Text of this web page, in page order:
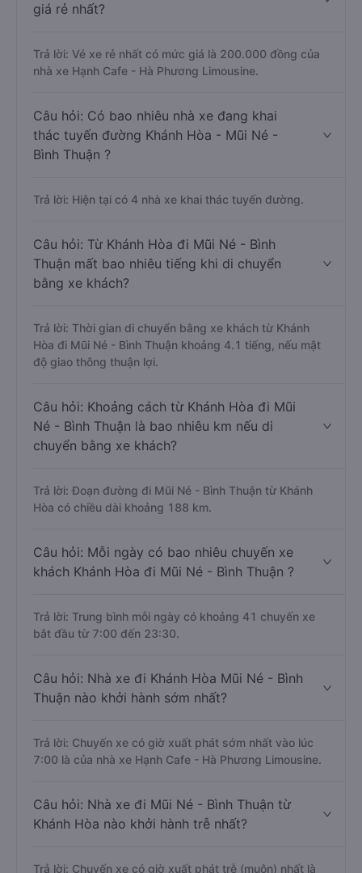
giá rẻ nhất?
Trả lời: Vé xe rẻ nhất có mức giá là 200.000 đồng của
nhà xe Hạnh Cafe - Hà Phương Limousine.
Câu hỏi: Có bao nhiêu nhà xe đang khai
thác tuyến đường Khánh Hòa - Mũi Né -
Bình Thuận ?
Trả lời: Hiện tại có 4 nhà xe khai thác tuyến đường.
Câu hỏi: Từ Khánh Hòa đi Mũi Né - Bình
Thuận mất bao nhiêu tiếng khi di chuyển
bằng xe khách?
Trả lời: Thời gian di chuyển bằng xe khách từ Khánh
Hòa đi Mũi Né - Bình Thuận khoảng 4.1 tiếng, nếu mật
độ giao thông thuận lợi.
Câu hỏi: Khoảng cách từ Khánh Hòa đi Mũi
Né - Bình Thuận là bao nhiêu km nếu di
chuyển bằng xe khách?
Trả lời: Đoạn đường đi Mũi Né - Bình Thuận từ Khánh
Hòa có chiều dài khoảng 188 km.
Câu hỏi: Mỗi ngày có bao nhiêu chuyến xe
khách Khánh Hòa đi Mũi Né - Bình Thuận ?
Trả lời: Trung bình mỗi ngày có khoảng 41 chuyến xe
bắt đầu từ 7:00 đến 23:30.
Câu hỏi: Nhà xe đi Khánh Hòa Mũi Né - Bình
Thuận nào khởi hành sớm nhất?
Trả lời: Chuyến xe có giờ xuất phát sớm nhất vào lúc
7:00 là của nhà xe Hạnh Cafe - Hà Phương Limousine.
Câu hỏi: Nhà xe đi Mũi Né - Bình Thuận từ
Khánh Hòa nào khởi hành trễ nhất?
Trả lời: Chuyến xe có giờ xuất phát trễ (muộn) nhất là